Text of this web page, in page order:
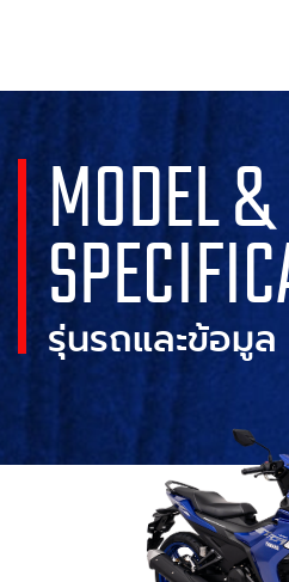
MODEL &
รุ่นรถและข้อมูล